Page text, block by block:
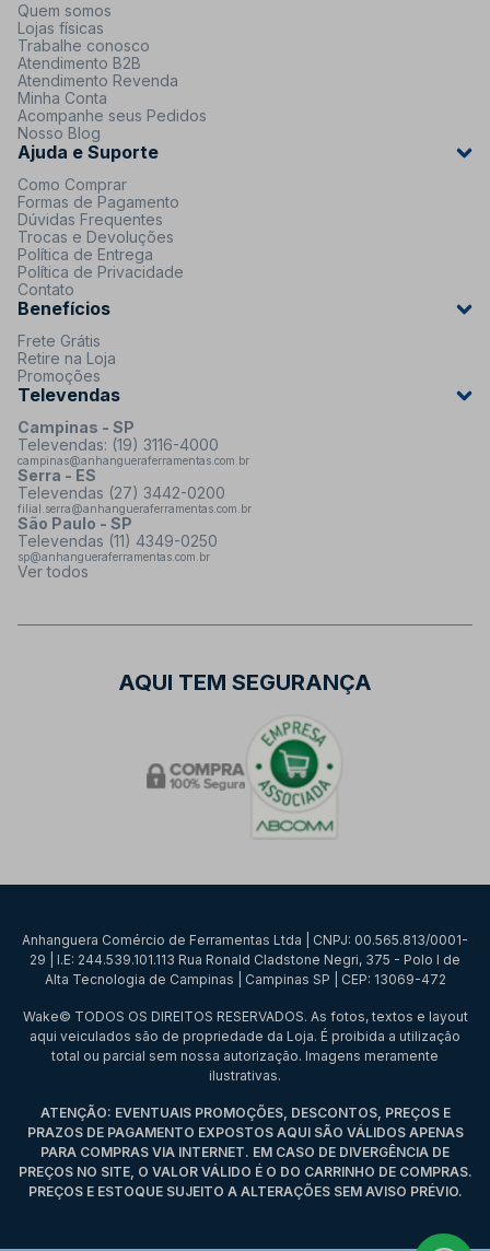
Quem somos
Lojas físicas
Trabalhe conosco
Atendimento B2B
Atendimento Revenda
Minha Conta
Acompanhe seus Pedidos
Nosso Blog
Ajuda e Suporte
Como Comprar
Formas de Pagamento
Dúvidas Frequentes
Trocas e Devoluções
Política de Entrega
Política de Privacidade
Contato
Benefícios
Frete Grátis
Retire na Loja
Promoções
Televendas
Campinas - SP
Televendas: (19) 3116-4000
campinas@anhangueraferramentas.com.br
Serra - ES
Televendas (27) 3442-0200
filial.serra@anhangueraferramentas.com.br
São Paulo - SP
Televendas (11) 4349-0250
sp@anhangueraferramentas.com.br
Ver todos
AQUI TEM SEGURANÇA
Anhanguera Comércio de Ferramentas Ltda | CNPJ: 00.565.813/0001-
29 | I.E: 244.539.101.113 Rua Ronald Cladstone Negri, 375 - Polo I de
Alta Tecnologia de Campinas | Campinas SP | CEP: 13069-472
Wake© TODOS OS DIREITOS RESERVADOS. As fotos, textos e layout
aqui veiculados são de propriedade da Loja. É proibida a utilização
total ou parcial sem nossa autorização. Imagens meramente
ilustrativas.
ATENÇÃO: EVENTUAIS PROMOÇÕES, DESCONTOS, PREÇOS E
PRAZOS DE PAGAMENTO EXPOSTOS AQUI SÃO VÁLIDOS APENAS
PARA COMPRAS VIA INTERNET. EM CASO DE DIVERGÊNCIA DE
PREÇOS NO SITE, O VALOR VÁLIDO É O DO CARRINHO DE COMPRAS.
PREÇOS E ESTOQUE SUJEITO A ALTERAÇÕES SEM AVISO PRÉVIO.